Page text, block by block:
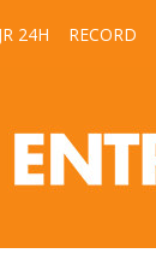
JR 24H RECORD